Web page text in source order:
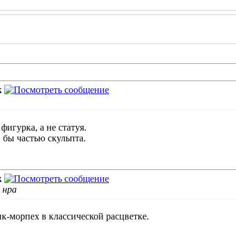
а не статуя.
частью скульпта.
нра
морпех в классической расцветке.